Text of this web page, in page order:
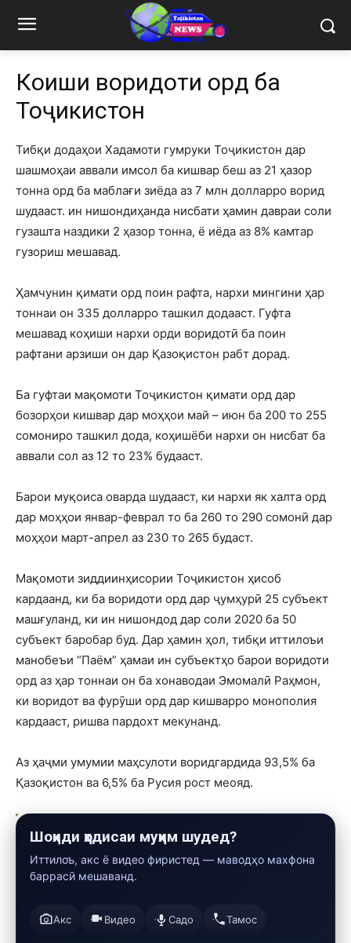
Коҳиши воридоти орд ба
Тоҷикистон
Тибқи додаҳои Хадамоти гумруки Тоҷикистон дар
шашмоҳаи аввали имсол ба кишвар беш аз 21 ҳазор
тонна орд ба маблағи зиёда аз 7 млн долларро ворид
шудааст. ин нишондиҳанда нисбати ҳамин давраи соли
гузашта наздики 2 ҳазор тонна, ё иёда аз 8% камтар
гузориш мешавад.
Ҳамчунин қимати орд поин рафта, нархи мингини ҳар
тоннаи он 335 долларро ташкил додааст. Гуфта
мешавад коҳиши нархи орди воридотӣ ба поин
рафтани арзиши он дар Қазоқистон рабт дорад.
Ба гуфтаи мақомоти Тоҷикистон қимати орд дар
бозорҳои кишвар дар моҳҳои май – июн ба 200 то 255
сомониро ташкил дода, коҳишёби нархи он нисбат ба
аввали сол аз 12 то 23% будааст.
Барои муқоиса оварда шудааст, ки нархи як халта орд
дар моҳҳои январ-феврал то ба 260 то 290 сомонӣ дар
моҳҳои март-апрел аз 230 то 265 будаст.
Мақомоти зиддиинҳисории Тоҷикистон ҳисоб
кардаанд, ки ба воридоти орд дар ҷумҳурӣ 25 субъект
машғуланд, ки ин нишондод дар соли 2020 ба 50
субъект баробар буд. Дар ҳамин ҳол, тибқи иттилоъи
манобеъи “Паём” ҳамаи ин субъектҳо барои воридоти
орд аз ҳар тоннаи он ба хонаводаи Эмомалӣ Раҳмон,
ки воридот ва фурӯши орд дар кишварро монополия
кардааст, ришва пардохт мекунанд.
Аз ҳаҷми умумии маҳсулоти воридгардида 93,5% ба
Қазоқистон ва 6,5% ба Русия рост меояд.
Шоҳиди ҳодисаи муҳим шудед?
Иттилоъ, акс ё видео фиристед — маводҳо махфона
баррасӣ мешаванд.
Акс Видео Садо Тамос